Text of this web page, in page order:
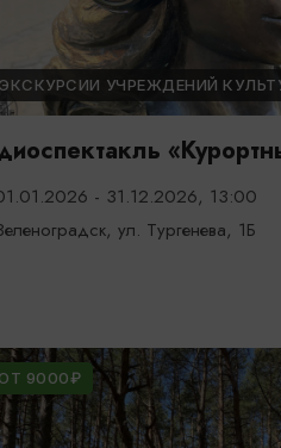
ЭКСКУРСИИ УЧРЕЖДЕНИЙ
- 31.12.2026, 13:00
ул. Тургенева, 1Б
ОТ 9000₽